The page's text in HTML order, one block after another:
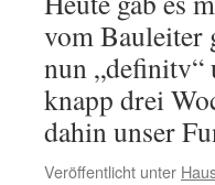
vom Bauleiter
nun „definitv“
knapp drei
dahin unser
Veröffentlicht unter